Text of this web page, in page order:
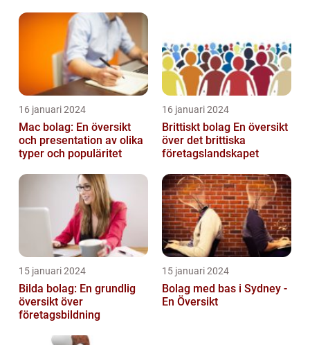
16 januari 2024
Mac bolag: En översikt
och presentation av olika
typer och populäritet
16 januari 2024
Brittiskt bolag En översikt
över det brittiska
företagslandskapet
15 januari 2024
Bilda bolag: En grundlig
översikt över
företagsbildning
15 januari 2024
Bolag med bas i Sydney -
En Översikt